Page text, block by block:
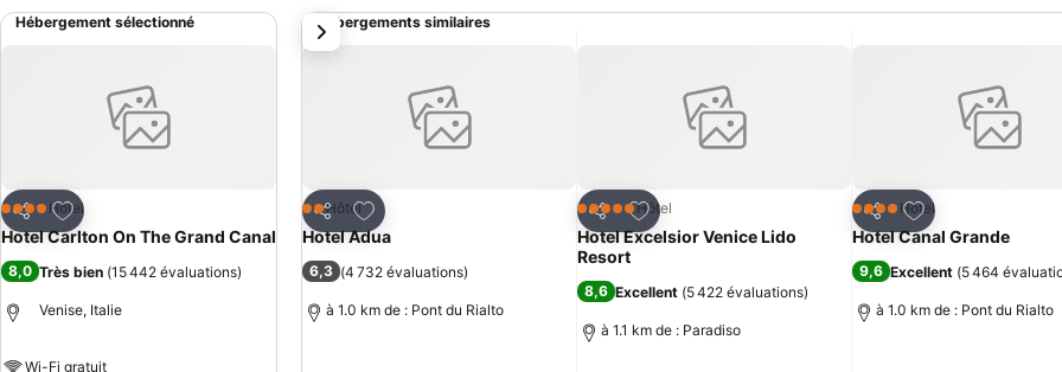
ailleurs des boissons et collations.
Hébergement sélectionné
Partager
Ajouter à mes favoris
4 ÉtoilesHôtel
Hotel Carlton On The Grand Canal
8,0 Très bien (15 442 évaluations)
Venise, Italie
Wi-Fi gratuit
Hébergements similaires
Partager
Ajouter à mes favoris
2 Étoiles
Hôtel
Hotel Adua
6,3 (4 732 évaluations)
à 1.0 km de : Pont du Rialto
Partager
Ajouter à mes favoris
5 Étoiles Hôtel
Hotel Excelsior Venice Lido
Resort
8,6 Excellent (5 422 évaluations)
à 1.1 km de : Paradiso
Partager
Ajouter à mes
4 ÉtoilesHôtel
Hotel Canal Grande
9,6 Excellent (5 464
à 1.0 km de : Pont du Rialto
suivant